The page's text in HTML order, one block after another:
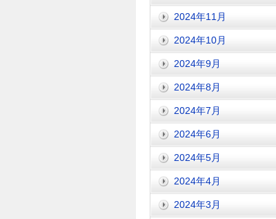
2024年11月
2024年10月
2024年9月
2024年8月
2024年7月
2024年6月
2024年5月
2024年4月
2024年3月